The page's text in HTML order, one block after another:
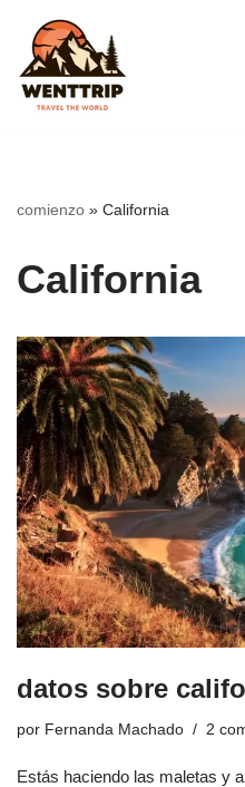
Saltar
al
contenido
comienzo » California
California
datos sobre
por Fernanda Machado 2
Estás haciendo las maletas y